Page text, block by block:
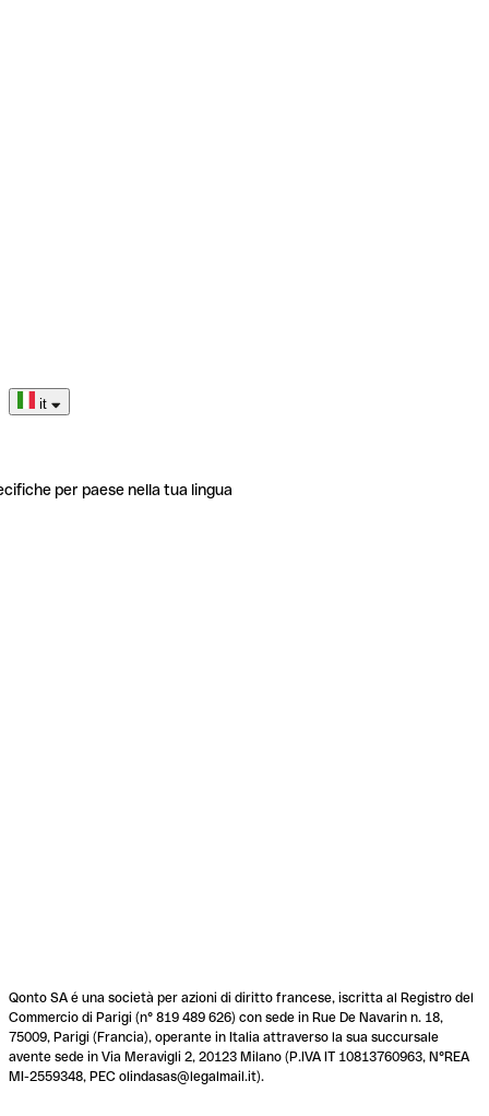
it
per paese nella tua lingua
Qonto SA é una società per azioni di diritto francese, iscritta al Registro del
Commercio di Parigi (n° 819 489 626) con sede in Rue De Navarin n. 18,
75009, Parigi (Francia), operante in Italia attraverso la sua succursale
avente sede in Via Meravigli 2, 20123 Milano (P.IVA IT 10813760963, N°REA
MI-2559348, PEC olindasas@legalmail.it).